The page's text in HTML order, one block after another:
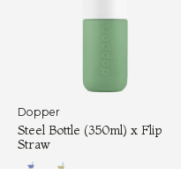
Dopper
Steel Bottle (350ml) x Flip
Straw